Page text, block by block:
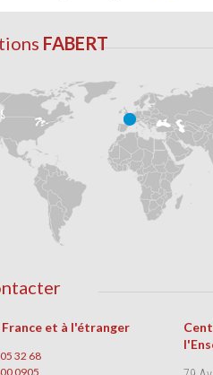
FABERT
et à l'étranger
32 68
0905